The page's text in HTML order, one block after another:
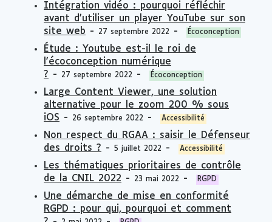
Intégration vidéo : pourquoi réfléchir
avant d'utiliser un player YouTube sur son
site web - 27 septembre 2022 - Écoconception
Étude : Youtube est-il le roi de
l'écoconception numérique
? - 27 septembre 2022 - Écoconception
Large Content Viewer, une solution
alternative pour le zoom 200 % sous
iOS - 26 septembre 2022 - Accessibilité
Non respect du RGAA : saisir le Défenseur
des droits ? - 5 juillet 2022 - Accessibilité
Les thématiques prioritaires de contrôle
de la CNIL 2022 - 23 mai 2022 - RGPD
Une démarche de mise en conformité
RGPD : pour qui, pourquoi et comment